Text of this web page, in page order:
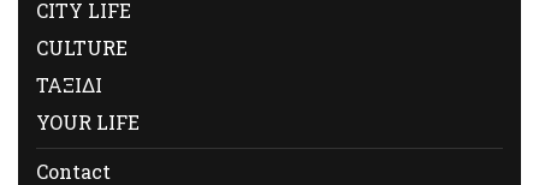
CITY LIFE
CULTURE
ΤΑΞΙΔΙ
YOUR LIFE
Contact